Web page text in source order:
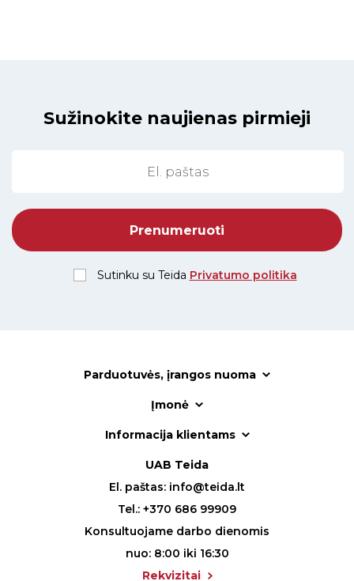
Sužinokite naujienas pirmieji
Sutinku su Teida Privatumo politika
Parduotuvės, įrangos nuoma
Įmonė
Informacija klientams
UAB Teida
El. paštas: info@teida.lt
Tel.: +370 686 99909
Konsultuojame darbo dienomis
nuo: 8:00 iki 16:30
Rekvizitai